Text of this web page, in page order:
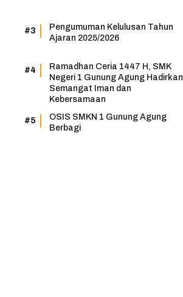
Pengumuman Kelulusan Tahun
Ajaran 2025/2026
Ramadhan Ceria 1447 H, SMK
Negeri 1 Gunung Agung Hadirkan
Semangat Iman dan
Kebersamaan
OSIS SMKN 1 Gunung Agung
Berbagi